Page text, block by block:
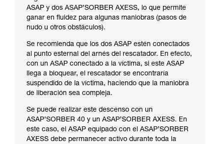
ASAP y dos ASAP’SORBER AXESS, lo que permite
ganar en fluidez para algunas maniobras (pasos de
nudo u otros obstáculos).
Se recomienda que los dos ASAP estén conectados
al punto esternal del arnés del rescatador. En efecto,
con un ASAP conectado a la víctima, si este ASAP
llega a bloquear, el rescatador se encontraría
suspendido de la víctima, haciendo que la maniobra
de liberación sea compleja.
Se puede realizar este descenso con un
ASAP’SORBER 40 y un ASAP’SORBER AXESS. En
este caso, el ASAP equipado con el ASAP’SORBER
AXESS debe permanecer activo durante toda la